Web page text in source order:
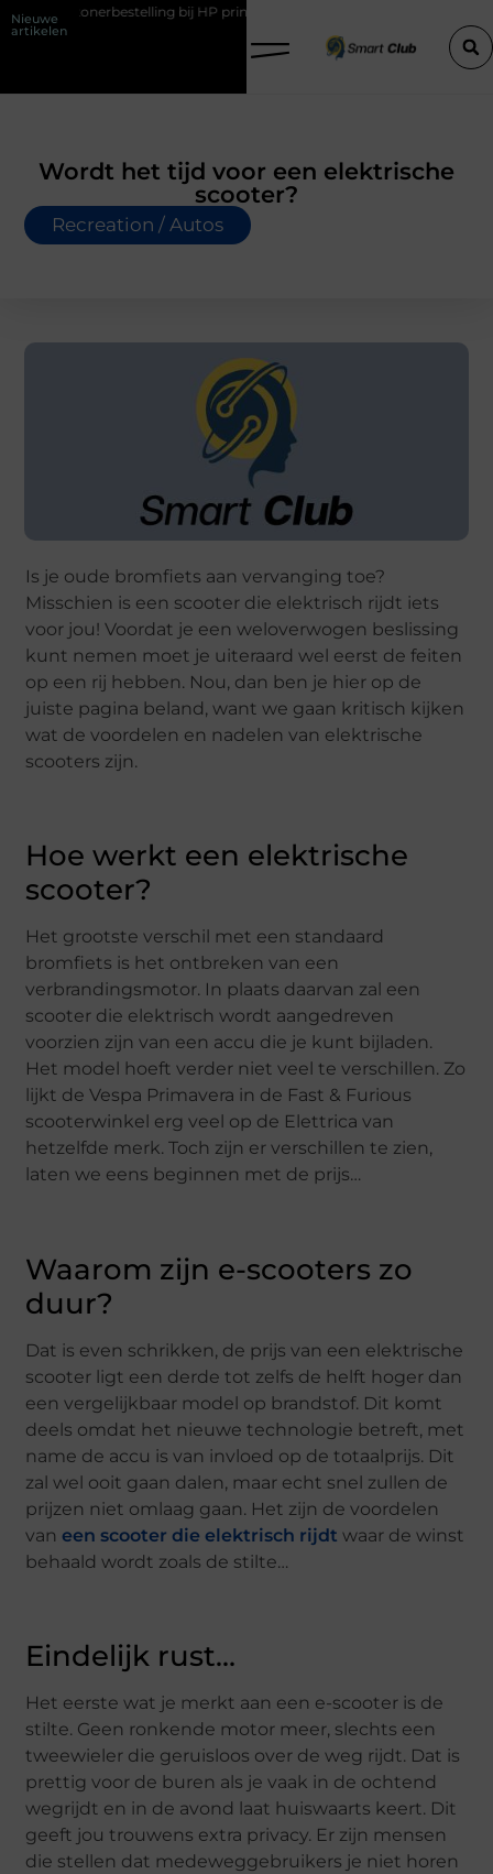
Nieuwe
artikelen
bij HP printers Onzichtbare sokken met maximaal
Wordt het tijd voor een elektrische
scooter?
Recreation / Autos
Is je oude bromfiets aan vervanging toe?
Misschien is een scooter die elektrisch rijdt iets
voor jou! Voordat je een weloverwogen beslissing
kunt nemen moet je uiteraard wel eerst de feiten
op een rij hebben. Nou, dan ben je hier op de
juiste pagina beland, want we gaan kritisch kijken
wat de voordelen en nadelen van elektrische
scooters zijn.
Hoe werkt een elektrische
scooter?
Het grootste verschil met een standaard
bromfiets is het ontbreken van een
verbrandingsmotor. In plaats daarvan zal een
scooter die elektrisch wordt aangedreven
voorzien zijn van een accu die je kunt bijladen.
Het model hoeft verder niet veel te verschillen. Zo
lijkt de Vespa Primavera in de Fast & Furious
scooterwinkel erg veel op de Elettrica van
hetzelfde merk. Toch zijn er verschillen te zien,
laten we eens beginnen met de prijs…
Waarom zijn e-scooters zo
duur?
Dat is even schrikken, de prijs van een elektrische
scooter ligt een derde tot zelfs de helft hoger dan
een vergelijkbaar model op brandstof. Dit komt
deels omdat het nieuwe technologie betreft, met
name de accu is van invloed op de totaalprijs. Dit
zal wel ooit gaan dalen, maar echt snel zullen de
prijzen niet omlaag gaan. Het zijn de voordelen
vaneen scooter die elektrisch rijdt waar de winst
behaald wordt zoals de stilte…
Eindelijk rust…
Het eerste wat je merkt aan een e-scooter is de
stilte. Geen ronkende motor meer, slechts een
tweewieler die geruisloos over de weg rijdt. Dat is
prettig voor de buren als je vaak in de ochtend
wegrijdt en in de avond laat huiswaarts keert. Dit
geeft jou trouwens extra privacy. Er zijn mensen
die stellen dat medeweggebruikers je niet horen